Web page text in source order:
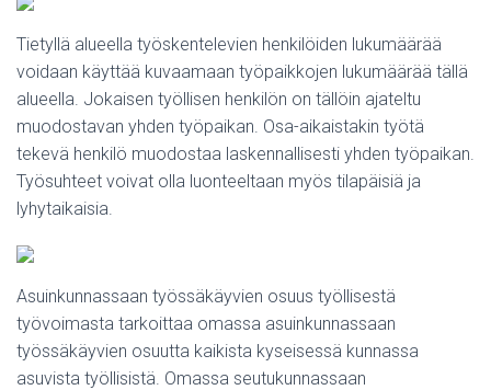
Tietyllä alueella työskentelevien henkilöiden lukumäärää
voidaan käyttää kuvaamaan työpaikkojen lukumäärää tällä
alueella. Jokaisen työllisen henkilön on tällöin ajateltu
muodostavan yhden työpaikan. Osa-aikaistakin työtä
tekevä henkilö muodostaa laskennallisesti yhden työpaikan.
Työsuhteet voivat olla luonteeltaan myös tilapäisiä ja
lyhytaikaisia.
Asuinkunnassaan työssäkäyvien osuus työllisestä
työvoimasta tarkoittaa omassa asuinkunnassaan
työssäkäyvien osuutta kaikista kyseisessä kunnassa
asuvista työllisistä. Omassa seutukunnassaan